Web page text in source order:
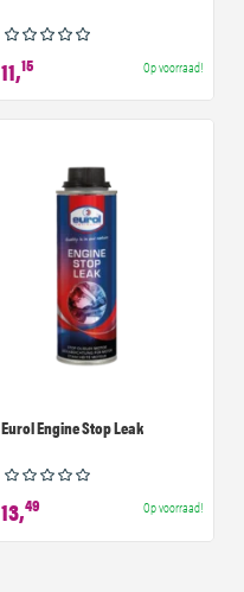
11,15 Op voorraad!
Eurol Engine Stop Leak
13,49 Op voorraad!